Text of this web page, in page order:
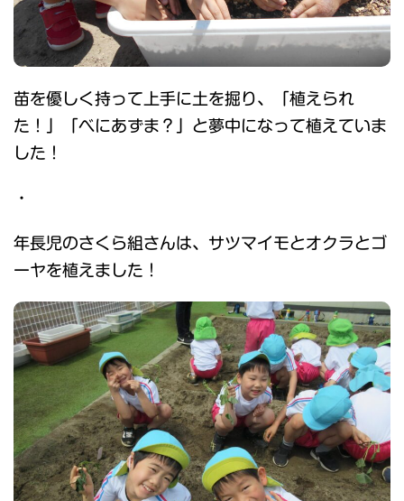
苗を優しく持って上手に土を掘り、「植えられ
た！」「べにあずま？」と夢中になって植えていま
した！
・
年長児のさくら組さんは、サツマイモとオクラとゴ
ーヤを植えました！